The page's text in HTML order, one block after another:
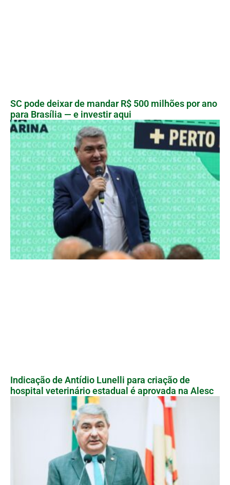
SC pode deixar de mandar R$ 500 milhões por ano
para Brasília — e investir aqui
Indicação de Antídio Lunelli para criação de
hospital veterinário estadual é aprovada na Alesc